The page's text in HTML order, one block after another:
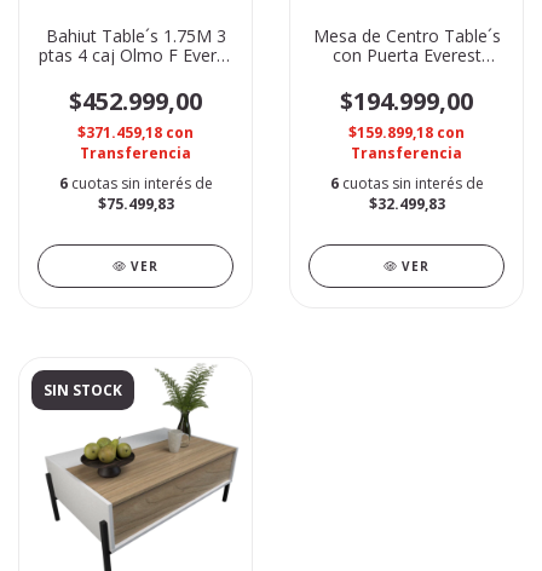
Bahiut Table´s 1.75M 3
ptas 4 caj Olmo F Everet
$452.999,00
$371.459,18 con
Transferencia
6 cuotas sin interés de
$75.499,83
VER
Mesa de Centro Table´s
con Puerta Everest
$194.999,00
$159.899,18 con
Transferencia
6 cuotas sin interés de
$32.499,83
VER
SIN STOCK